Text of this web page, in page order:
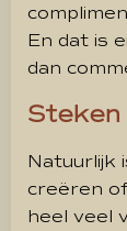
En dat is
dan
Natuurlijk
creëren
heel veel